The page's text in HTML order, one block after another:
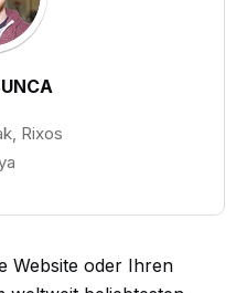
Rixos
Website oder Ihren